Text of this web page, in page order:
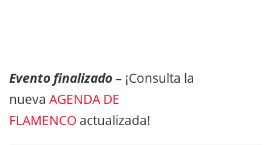
Evento finalizado– ¡Consulta la
nueva AGENDA DE
FLAMENCO actualizada!